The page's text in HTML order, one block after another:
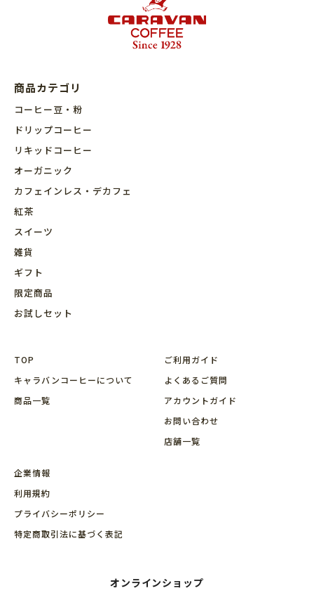
商品カテゴリ
コーヒー豆・粉
ドリップコーヒー
リキッドコーヒー
オーガニック
カフェインレス・デカフェ
紅茶
スイーツ
雑貨
ギフト
限定商品
お試しセット
TOP
キャラバンコーヒーについて
商品⼀覧
ご利用ガイド
よくあるご質問
アカウントガイド
お問い合わせ
店舗⼀覧
企業情報
利用規約
プライバシーポリシー
特定商取引法に基づく表記
オンラインショップ